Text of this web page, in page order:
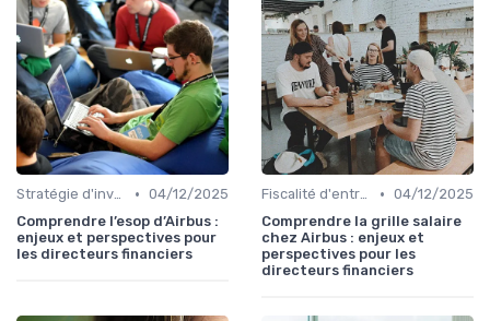
Stratégie d'investissement • 04/12/2025
Comprendre l’esop d’Airbus :
enjeux et perspectives pour
les directeurs financiers
Fiscalité d'entreprise • 04/12/2025
Comprendre la grille salaire
chez Airbus : enjeux et
perspectives pour les
directeurs financiers